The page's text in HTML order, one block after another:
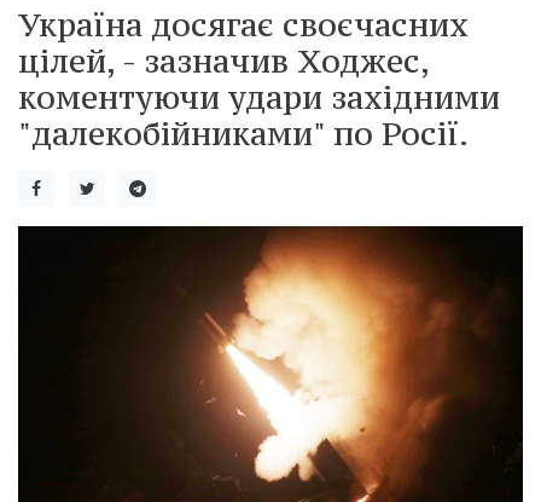
Україна досягає своєчасних
цілей, - зазначив Ходжес,
коментуючи удари західними
"далекобійниками" по Росії.